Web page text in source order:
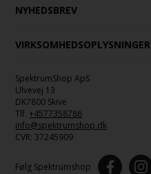
NYHEDSBREV
VIRKSOMHEDSOPLYSNINGER
SpektrumShop ApS
Ulvevej 13
DK7800 Skive
Tlf. +4577358786
info@spektrumshop.dk
CVR: 37245909
Følg Spektrumshop